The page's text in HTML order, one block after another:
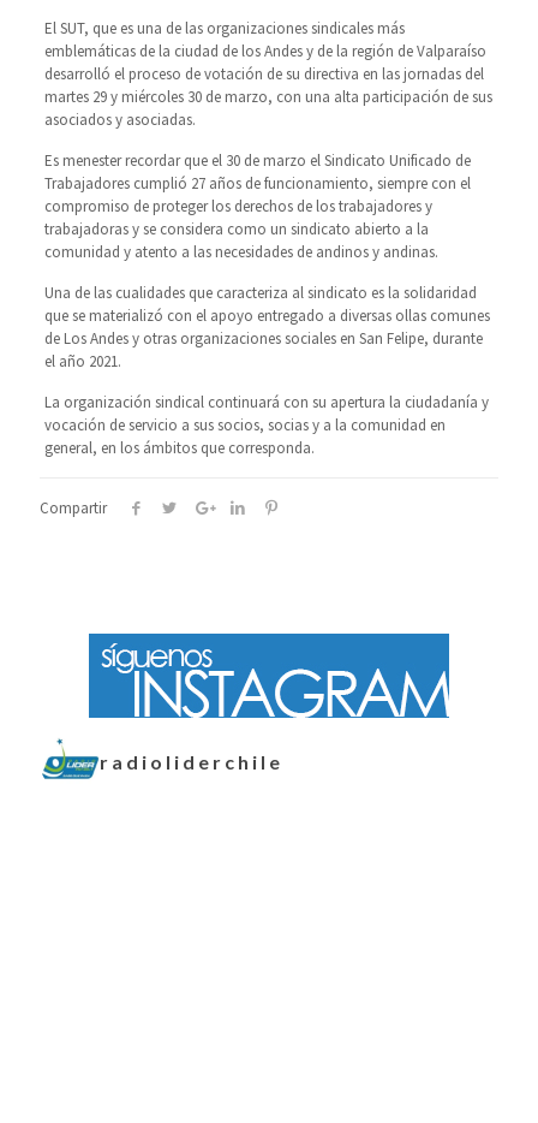
El SUT, que es una de las organizaciones sindicales más
emblemáticas de la ciudad de los Andes y de la región de Valparaíso
desarrolló el proceso de votación de su directiva en las jornadas del
martes 29 y miércoles 30 de marzo, con una alta participación de sus
asociados y asociadas.
Es menester recordar que el 30 de marzo el Sindicato Unificado de
Trabajadores cumplió 27 años de funcionamiento, siempre con el
compromiso de proteger los derechos de los trabajadores y
trabajadoras y se considera como un sindicato abierto a la
comunidad y atento a las necesidades de andinos y andinas.
Una de las cualidades que caracteriza al sindicato es la solidaridad
que se materializó con el apoyo entregado a diversas ollas comunes
de Los Andes y otras organizaciones sociales en San Felipe, durante
el año 2021.
La organización sindical continuará con su apertura la ciudadanía y
vocación de servicio a sus socios, socias y a la comunidad en
general, en los ámbitos que corresponda.
Compartir
radioliderchile